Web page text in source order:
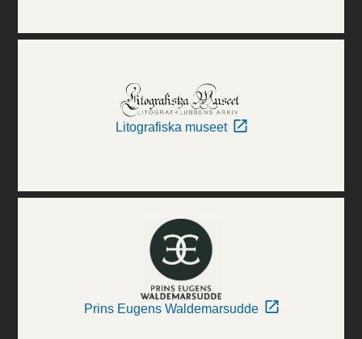
Litografiska museet
Prins Eugens Waldemarsudde